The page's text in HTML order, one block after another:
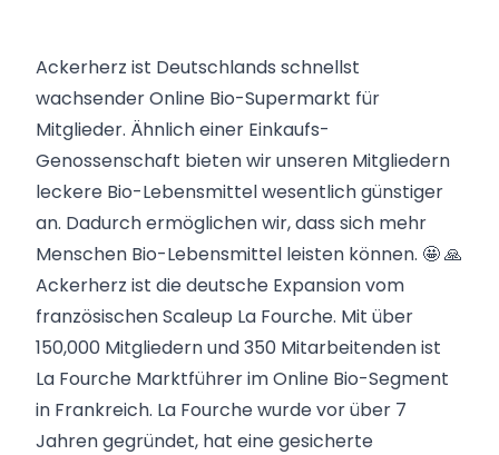
Ackerherz ist Deutschlands schnellst
wachsender Online Bio-Supermarkt für
Mitglieder. Ähnlich einer Einkaufs-
Genossenschaft bieten wir unseren Mitgliedern
leckere Bio-Lebensmittel wesentlich günstiger
an. Dadurch ermöglichen wir, dass sich mehr
Menschen Bio-Lebensmittel leisten können. 🤩 🙏
Ackerherz ist die deutsche Expansion vom
französischen Scaleup La Fourche. Mit über
150,000 Mitgliedern und 350 Mitarbeitenden ist
La Fourche Marktführer im Online Bio-Segment
in Frankreich. La Fourche wurde vor über 7
Jahren gegründet, hat eine gesicherte